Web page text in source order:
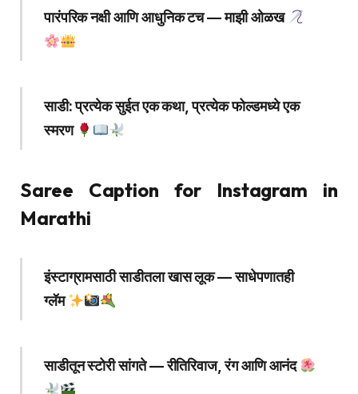
पारंपरिक नक्षी आणि आधुनिक टच — माझी ओळख
साडी: प्रत्येक सुईत एक कथा, प्रत्येक फोल्डमध्ये एक
स्मरण
Saree Caption for Instagram in
Marathi
इंस्टाग्रामसाठी साडीतला खास लूक — साधेपणातही
ग्लॅम
साडीतून स्टोरी सांगते — रीतिरिवाज, रंग आणि आनंद